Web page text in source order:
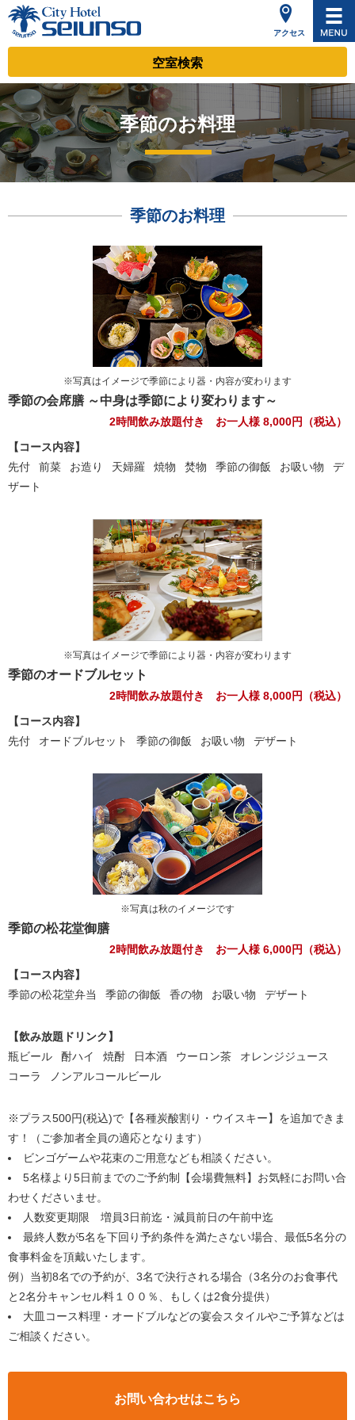
アクセス
空室検索
季節のお料理
季節のお料理
※写真はイメージで季節により器・内容が変わります
季節の会席膳 ～中身は季節により変わります～
2時間飲み放題付き お一人様 8,000円（税込）
【コース内容】
先付
前菜 お造り 天婦羅 焼物 焚物 季節の御飯 お吸い物
デ
ザート
※写真はイメージで季節により器・内容が変わります
季節のオードブルセット
2時間飲み放題付き お一人様 8,000円（税込）
【コース内容】
先付
オードブルセット 季節の御飯 お吸い物 デザート
※写真は秋のイメージです
季節の松花堂御膳
2時間飲み放題付き お一人様 6,000円（税込）
【コース内容】
季節の松花堂弁当
季節の御飯 香の物 お吸い物 デザート
【飲み放題ドリンク】
瓶ビール
酎ハイ 焼酎 日本酒 ウーロン茶
オレンジジュース
コーラ
ノンアルコールビール
※プラス500円(税込)で【各種炭酸割り・ウイスキー】を追加できま
す！（ご参加者全員の適応となります）
ビンゴゲームや花束のご用意なども相談ください。
5名様より5日前までのご予約制【会場費無料】お気軽にお問い合
わせくださいませ。
人数変更期限 増員3日前迄・減員前日の午前中迄
最終人数が5名を下回り予約条件を満たさない場合、最低5名分の
食事料金を頂戴いたします。
例）当初8名での予約が、3名で決行される場合（3名分のお食事代
と2名分キャンセル料１００％、もしくは2食分提供）
大皿コース料理・オードブルなどの宴会スタイルやご予算などは
ご相談ください。
お問い合わせはこちら